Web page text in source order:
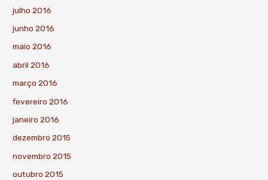
julho 2016
junho 2016
maio 2016
abril 2016
março 2016
fevereiro 2016
janeiro 2016
dezembro 2015
novembro 2015
outubro 2015